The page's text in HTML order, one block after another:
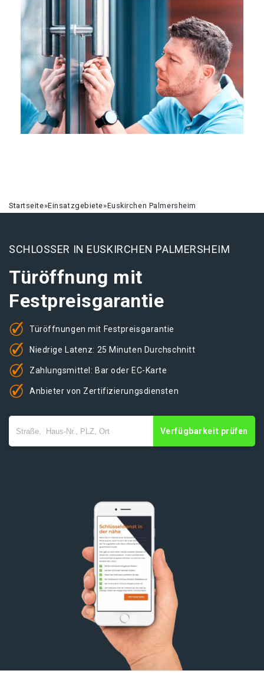
Startseite»Einsatzgebiete»Euskirchen Palmersheim
SCHLOSSER IN EUSKIRCHEN PALMERSHEIM
Türöffnung mit
Festpreisgarantie
Türöffnungen mit Festpreisgarantie
Niedrige Latenz: 25 Minuten Durchschnitt
Zahlungsmittel: Bar oder EC-Karte
Anbieter von Zertifizierungsdiensten
Verfügbarkeit prüfen